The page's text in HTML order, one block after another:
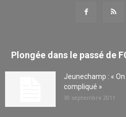
Plongée dans le passé de
Jeunechamp : «
compliqué »
30 septembre 2011